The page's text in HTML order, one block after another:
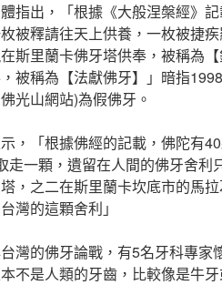
指出，「根據《大般涅槃經》
被釋請往天上供養，一枚被捷
斯里蘭卡佛牙塔供奉，被稱為
被稱為【法獻佛牙】」暗指
光山網站)為假佛牙。
，「根據佛經的記載，佛陀有
走一顆，遺留在人間的佛牙舍利
，之二在斯里蘭卡坎底市的馬
灣的這顆舍利」
灣的佛牙論戰，有5名牙科專家
不是人類的牙齒，比較像是牛牙